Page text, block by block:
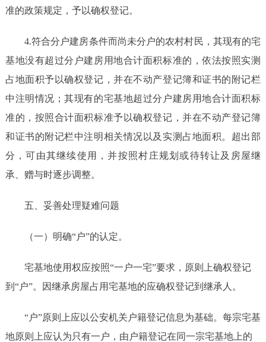
准的政策规定，予以确权登记。
4.符合分户建房条件而尚未分户的农村村民，其现有的宅
基地没有超过分户建房用地合计面积标准的，依法按照实测
占地面积予以确权登记，并在不动产登记簿和证书的附记栏
中注明情况；其现有的宅基地超过分户建房用地合计面积标
准的，按照合计面积标准予以确权登记，并在不动产登记簿
和证书的附记栏中注明相关情况以及实测占地面积。超出部
分，可由其继续使用，并按照村庄规划或待转让及房屋继
承、赠与时逐步调整。
五、妥善处理疑难问题
（一）明确“户”的认定。
宅基地使用权应按照“一户一宅”要求，原则上确权登记
到“户”。因继承房屋占用宅基地的应确权登记到继承人。
“户”原则上应以公安机关户籍登记信息为基础。每宗宅基
地原则上应认为只有一户，由户籍登记在同一宗宅基地上的